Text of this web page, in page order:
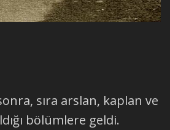
sıra arslan, kaplan ve
bölümlere geldi.